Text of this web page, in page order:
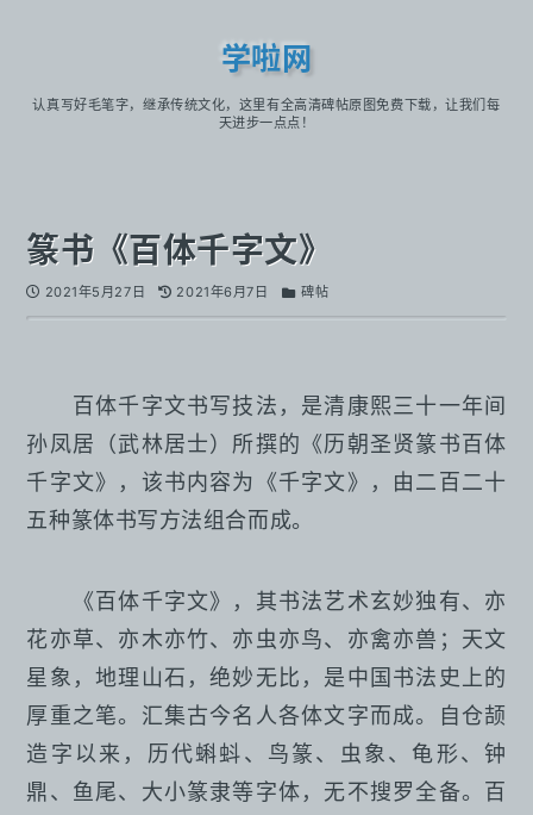
学啦网
认真写好毛笔字，继承传统文化，这里有全高清碑帖原图免费下载，让我们每
天进步一点点！
篆书《百体千字文》
2021年5月27日 2021年6月7日 碑帖
百体千字文书写技法，是清康熙三十一年间
孙凤居（武林居士）所撰的《历朝圣贤篆书百体
千字文》，该书内容为《千字文》，由二百二十
五种篆体书写方法组合而成。
《百体千字文》，其书法艺术玄妙独有、亦
花亦草、亦木亦竹、亦虫亦鸟、亦禽亦兽；天文
星象，地理山石，绝妙无比，是中国书法史上的
厚重之笔。汇集古今名人各体文字而成。自仓颉
造字以来，历代蝌蚪、鸟篆、虫象、龟形、钟
鼎、鱼尾、大小篆隶等字体，无不搜罗全备。百